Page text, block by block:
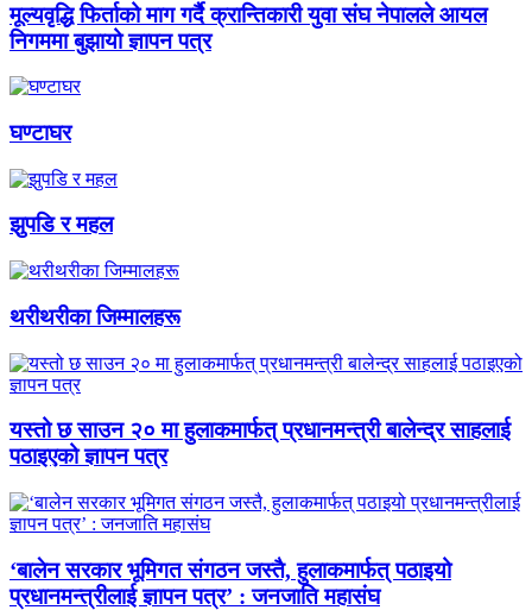
मूल्यवृद्धि फिर्ताको माग गर्दै क्रान्तिकारी युवा संघ नेपालले आयल
निगममा बुझायो ज्ञापन पत्र
घण्टाघर
झुपडि र महल
थरीथरीका जिम्मालहरू
यस्तो छ साउन २० मा हुलाकमार्फत् प्रधानमन्त्री बालेन्द्र साहलाई
पठाइएको ज्ञापन पत्र
‘बालेन सरकार भूमिगत संगठन जस्तै, हुलाकमार्फत् पठाइयो
प्रधानमन्त्रीलाई ज्ञापन पत्र’ : जनजाति महासंघ